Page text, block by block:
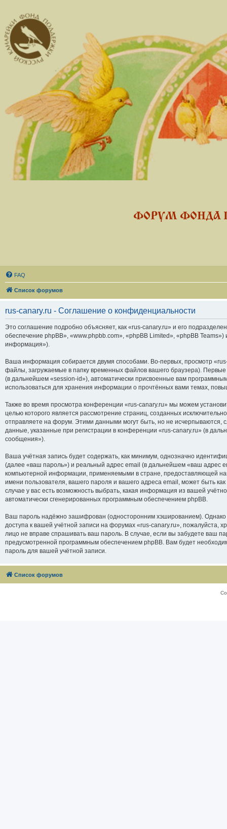
ФОРУМ ФОНДА
FAQ
Список форумов
rus-canary.ru - Соглашение о конфиденциальности
Это соглашение подробно объясняет, как «rus-canary.ru» и его
обеспечение phpBB», «www.phpbb.com», «phpBB Limited», «phpBB
информация»).
Ваша информация собирается двумя способами. Во-первых, просмотр
файлы, загружаемые в папку временных файлов вашего браузера).
(в дальнейшем «session-id»), автоматически присвоенные вам
использоваться для хранения информации о прочтённых вами темах,
Также во время просмотра конференции «rus-canary.ru» мы можем
целью которого является рассмотрение страниц, созданных
отправляете на форум. Этими данными могут быть, но не
данные, указанные при регистрации в конференции «rus-canary.ru» (в
сообщения»).
Ваша учётная запись будет содержать, как минимум, однозначно
(далее «ваш пароль») и реальный адрес email (в дальнейшем «ваш адрес
компьютерной информации, применяемыми в стране, предоставляющей
имени пользователя, вашего пароля и вашего адреса email, может быть
случае у вас есть возможность выбрать, какая информация из вашей
автоматически сгенерированных программным обеспечением phpBB.
Ваш пароль надёжно зашифрован (односторонним хэшированием). Однако
доступа к вашей учётной записи на форумах «rus-canary.ru», пожалуйста,
лицо не вправе спрашивать ваш пароль. В случае, если вы забудете ваш
предусмотренной программным обеспечением phpBB. Вам будет
пароль для вашей учётной записи.
Список форумов